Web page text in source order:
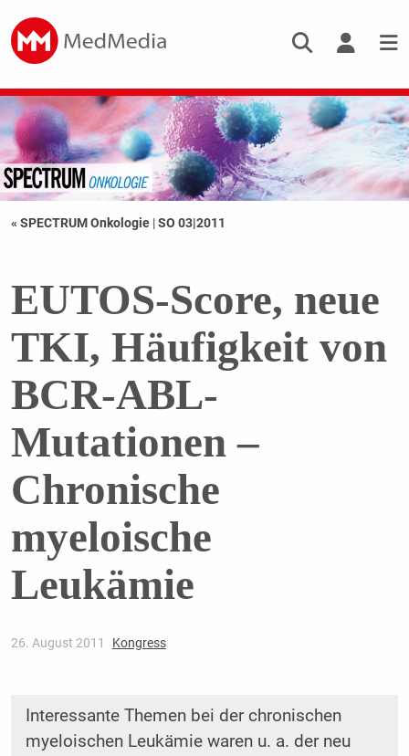
« SPECTRUM Onkologie |SO 03|2011
EUTOS-Score, neue
TKI, Häufigkeit von
BCR-ABL-
Mutationen –
Chronische
myeloische
Leukämie
26. August 2011 Kongress
Interessante Themen bei der chronischen
myeloischen Leukämie waren u. a. der neu